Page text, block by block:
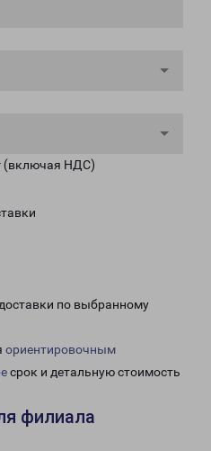
(включая НДС)
по выбранному
ориентировочным
срок и детальную стоимость
филиала